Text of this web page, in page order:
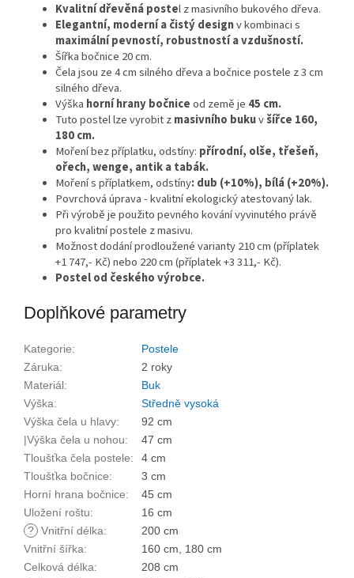
Kvalitní dřevěná postel z masivního bukového dřeva.
Elegantní, moderní a čistý designv kombinaci s
maximální pevností, robustností a vzdušností.
Šířka bočnice 20 cm.
Čela jsou ze 4 cm silného dřeva a bočnice postele z 3 cm
silného dřeva.
Výška horní hrany bočniceod země je 45 cm.
Tuto postel lze vyrobit zmasivního bukuvšířce 160,
180 cm.
Moření bez příplatku, odstíny: přírodní, olše, třešeň,
ořech, wenge, antik a tabák.
Moření s příplatkem, odstíny: dub (+10%), bílá (+20%).
Povrchová úprava - kvalitní ekologický atestovaný lak.
Při výrobě je použito pevného kování vyvinutého právě
pro kvalitní postele z masivu.
Možnost dodání prodloužené varianty 210 cm (příplatek
+1 747,- Kč) nebo 220 cm (příplatek +3 311,- Kč).
Postel od českého výrobce.
Doplňkové parametry
Kategorie:
Postele
Záruka:
2 roky
Materiál:
Buk
Výška:
Středně vysoká
Výška čela u hlavy:
92 cm
|Výška čela u nohou:
47 cm
Tloušťka čela postele:
4 cm
Tloušťka bočnice:
3 cm
Horní hrana bočnice:
45 cm
Uložení roštu:
16 cm
? Vnitřní délka:
200 cm
Vnitřní šířka:
160 cm, 180 cm
Celková délka:
208 cm